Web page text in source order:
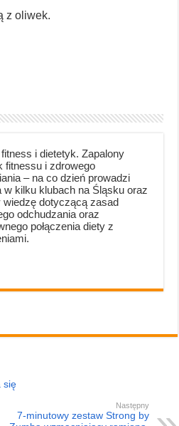
z oliwek.
i dietetyk. Zapalony
fitnessu i zdrowego
– na co dzień prowadzi
w kilku klubach na Śląsku oraz
wiedzę dotyczącą zasad
odchudzania oraz
połączenia diety z
się
Następny
7-minutowy zestaw Strong by